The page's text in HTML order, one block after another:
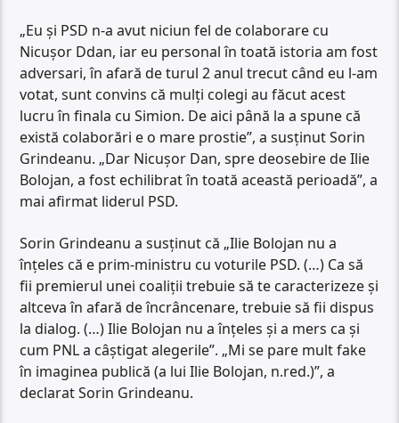
„Eu și PSD n-a avut niciun fel de colaborare cu
Nicușor Ddan, iar eu personal în toată istoria am fost
adversari, în afară de turul 2 anul trecut când eu l-am
votat, sunt convins că mulți colegi au făcut acest
lucru în finala cu Simion. De aici până la a spune că
există colaborări e o mare prostie”, a susținut Sorin
Grindeanu. „Dar Nicușor Dan, spre deosebire de Ilie
Bolojan, a fost echilibrat în toată această perioadă”, a
mai afirmat liderul PSD.
Sorin Grindeanu a susținut că „Ilie Bolojan nu a
înțeles că e prim-ministru cu voturile PSD. (…) Ca să
fii premierul unei coaliții trebuie să te caracterizeze și
altceva în afară de încrâncenare, trebuie să fii dispus
la dialog. (…) Ilie Bolojan nu a înțeles și a mers ca și
cum PNL a câștigat alegerile”. „Mi se pare mult fake
în imaginea publică (a lui Ilie Bolojan, n.red.)”, a
declarat Sorin Grindeanu.